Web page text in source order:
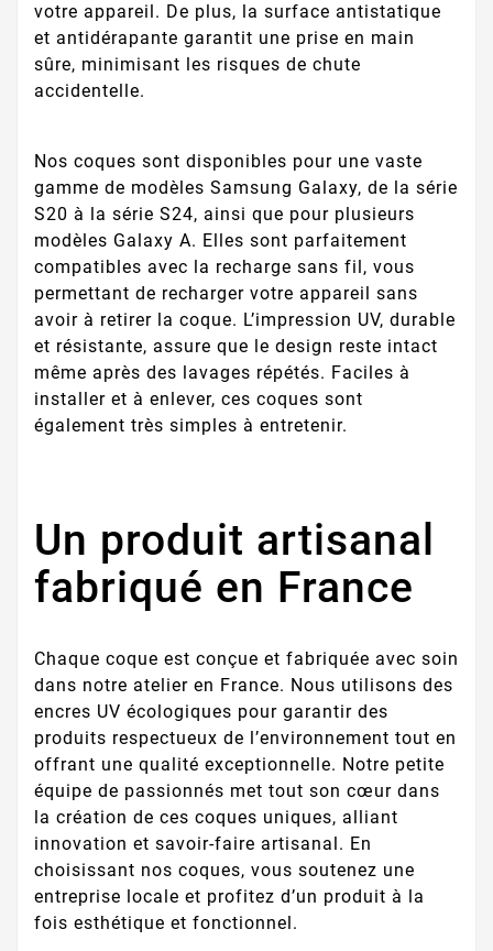
votre appareil. De plus, la surface antistatique
et antidérapante garantit une prise en main
sûre, minimisant les risques de chute
accidentelle.
Nos coques sont disponibles pour une vaste
gamme de modèles Samsung Galaxy, de la série
S20 à la série S24, ainsi que pour plusieurs
modèles Galaxy A. Elles sont parfaitement
compatibles avec la recharge sans fil, vous
permettant de recharger votre appareil sans
avoir à retirer la coque. L’impression UV, durable
et résistante, assure que le design reste intact
même après des lavages répétés. Faciles à
installer et à enlever, ces coques sont
également très simples à entretenir.
Un produit artisanal
fabriqué en France
Chaque coque est conçue et fabriquée avec soin
dans notre atelier en France. Nous utilisons des
encres UV écologiques pour garantir des
produits respectueux de l’environnement tout en
offrant une qualité exceptionnelle. Notre petite
équipe de passionnés met tout son cœur dans
la création de ces coques uniques, alliant
innovation et savoir-faire artisanal. En
choisissant nos coques, vous soutenez une
entreprise locale et profitez d’un produit à la
fois esthétique et fonctionnel.